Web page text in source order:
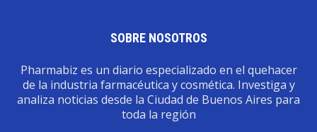
SOBRE NOSOTROS
Pharmabiz es un diario especializado en el quehacer
de la industria farmacéutica y cosmética. Investiga y
analiza noticias desde la Ciudad de Buenos Aires para
toda la región